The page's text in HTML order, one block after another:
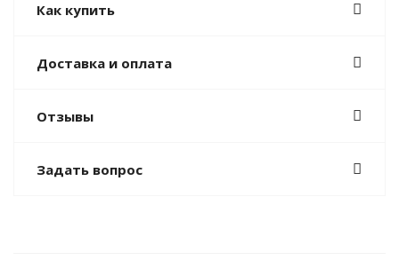
Как купить
Доставка и оплата
Отзывы
Задать вопрос